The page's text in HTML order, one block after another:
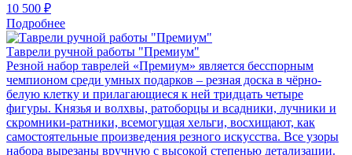
10 500 ₽
Подробнее
Таврели ручной работы "Премиум"
Резной набор таврелей «Премиум» является бесспорным
чемпионом среди умных подарков – резная доска в чёрно-
белую клетку и прилагающиеся к ней тридцать четыре
фигуры. Князья и волхвы, ратоборцы и всадники, лучники и
скромники-ратники, всемогущая хельги, восхищают, как
самостоятельные произведения резного искусства. Все узоры
набора вырезаны вручную с высокой степенью детализации.